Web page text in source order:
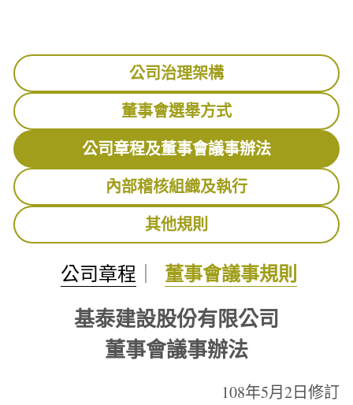
發言人及股東聯絡人
ESG永續報告書
公司治理架構
董事會選舉方式
公司章程及董事會議事辦法
內部稽核組織及執行
其他規則
公司章程 董事會議事規則
基泰建設股份有限公司
董事會議事辦法
108年5月2日修訂